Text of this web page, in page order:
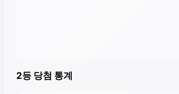
2등 당첨 통계